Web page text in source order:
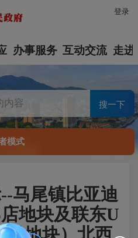
登录
办事服务 互动交流 走进
搜一下
模式
马尾镇比亚迪
店地块及联东U